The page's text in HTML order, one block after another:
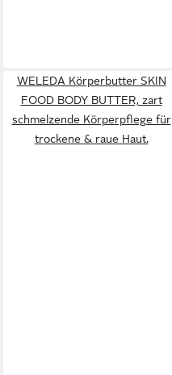
WELEDA Körperbutter SKIN
FOOD BODY BUTTER, zart
schmelzende Körperpflege für
trockene & raue Haut.